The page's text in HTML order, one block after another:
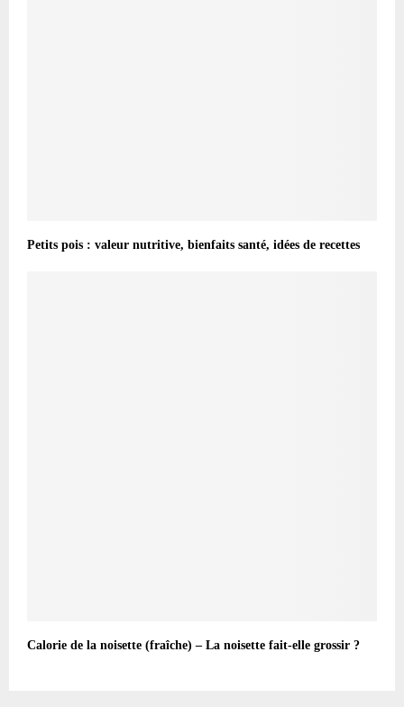
Petits pois : valeur nutritive, bienfaits santé, idées de recettes
Calorie de la noisette (fraîche) – La noisette fait-elle grossir ?